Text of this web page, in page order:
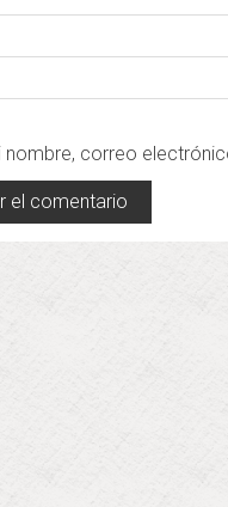
nombre, correo